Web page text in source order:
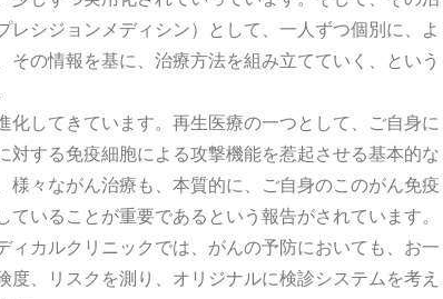
レシジョンメディシン）として、一人ずつ個別に、よ
その情報を基に、治療方法を組み立てていく、という
化してきています。再生医療の一つとして、ご自身に
対する免疫細胞による攻撃機能を惹起させる基本的な
様々ながん治療も、本質的に、ご自身のこのがん免疫
ていることが重要であるという報告がされています。
ィカルクリニックでは、がんの予防においても、お一
度、リスクを測り、オリジナルに検診システムを考え